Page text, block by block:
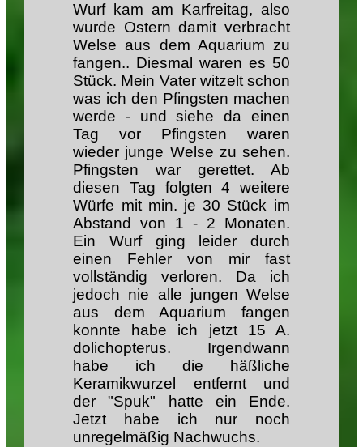
Wurf kam am Karfreitag, also
wurde Ostern damit verbracht
Welse aus dem Aquarium zu
fangen.. Diesmal waren es 50
Stück. Mein Vater witzelt schon
was ich den Pfingsten machen
werde - und siehe da einen
Tag vor Pfingsten waren
wieder junge Welse zu sehen.
Pfingsten war gerettet. Ab
diesen Tag folgten 4 weitere
Würfe mit min. je 30 Stück im
Abstand von 1 - 2 Monaten.
Ein Wurf ging leider durch
einen Fehler von mir fast
vollständig verloren. Da ich
jedoch nie alle jungen Welse
aus dem Aquarium fangen
konnte habe ich jetzt 15 A.
dolichopterus. Irgendwann
habe ich die häßliche
Keramikwurzel entfernt und
der "Spuk" hatte ein Ende.
Jetzt habe ich nur noch
unregelmäßig Nachwuchs.